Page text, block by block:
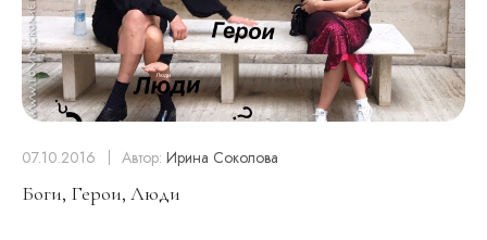
07.10.2016 Автор: Ирина Соколова
Боги, Герои, Люди